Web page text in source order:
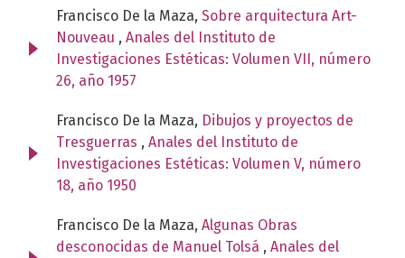
Francisco De la Maza, Sobre arquitectura Art-
Nouveau , Anales del Instituto de
Investigaciones Estéticas: Volumen VII, número
26, año 1957
Francisco De la Maza, Dibujos y proyectos de
Tresguerras , Anales del Instituto de
Investigaciones Estéticas: Volumen V, número
18, año 1950
Francisco De la Maza, Algunas Obras
desconocidas de Manuel Tolsá , Anales del